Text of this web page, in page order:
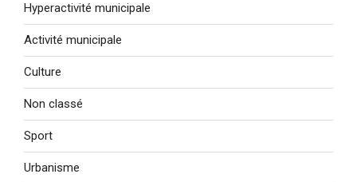
Hyperactivité municipale
Activité municipale
Culture
Non classé
Sport
Urbanisme